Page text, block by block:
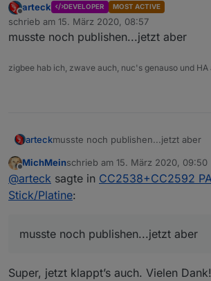
Offline
arteck DEVELOPER MOST ACTIVE
schrieb am 15. März 2020, 08:57
zuletzt editiert von
musste noch publishen...jetzt aber
zigbee hab ich, zwave auch, nuc's genauso und HA
arteckmusste noch publishen...jetzt aber
Offline
MichMeinschrieb am 15. März 2020, 09:50
zuletzt editiert von
@arteck sagte in CC2538+CC2592
Stick/Platine:
musste noch publishen...jetzt aber
Super, jetzt klappt’s auch. Vielen Dank!